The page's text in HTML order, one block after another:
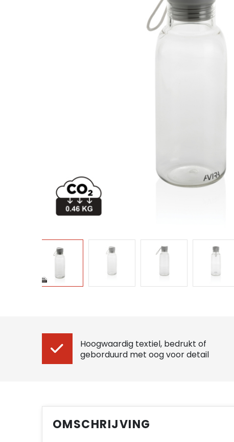
Hoogwaardig textiel, bedrukt of
geborduurd met oog voor detail
OMSCHRIJVING